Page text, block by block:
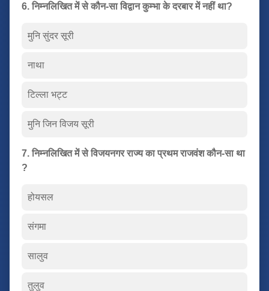
6. निम्नलिखित में से कौन-सा विद्वान कुम्भा के दरबार में नहीं था?
मुनि सुंदर सूरी
नाथा
टिल्ला भट्ट
मुनि जिन विजय सूरी
7. निम्नलिखित में से विजयनगर राज्य का प्रथम राजवंश कौन-सा था
?
होयसल
संगमा
सालुव
तुलुव